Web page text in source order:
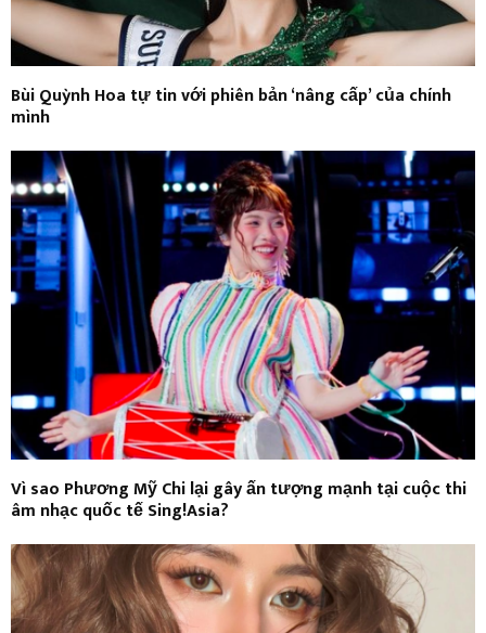
Bùi Quỳnh Hoa tự tin với phiên bản ‘nâng cấp’ của chính
mình
Vì sao Phương Mỹ Chi lại gây ấn tượng mạnh tại cuộc thi
âm nhạc quốc tế Sing!Asia?